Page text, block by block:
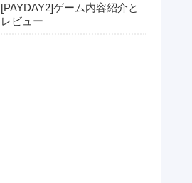
[PAYDAY2]ゲーム内容紹介と
レビュー